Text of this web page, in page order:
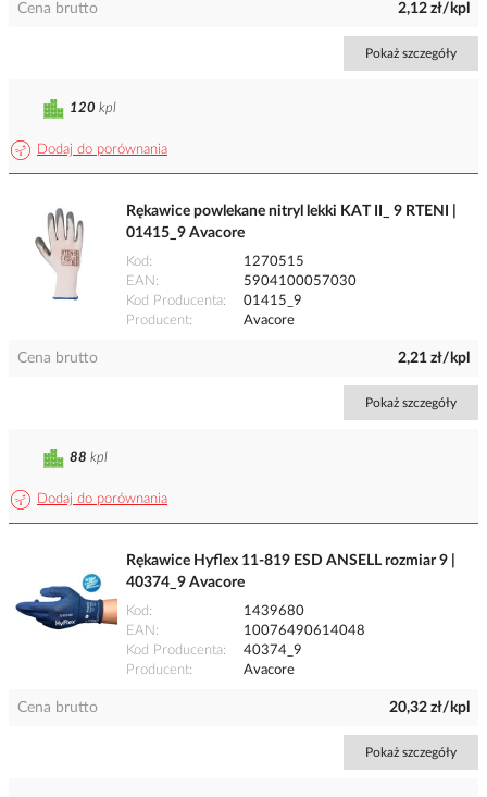
Cena brutto 2,12 zł/kpl
Pokaż szczegóły
Dodaj do porównania
120 kpl
Rękawice powlekane nitryl lekki KAT II_ 9 RTENI |
01415_9 Avacore
Kod
1270515
EAN
5904100057030
Kod Producenta
01415_9
Producent
Avacore
Cena brutto 2,21 zł/kpl
Pokaż szczegóły
Dodaj do porównania
88 kpl
Rękawice Hyflex 11-819 ESD ANSELL rozmiar 9 |
40374_9 Avacore
Kod
1439680
EAN
10076490614048
Kod Producenta
40374_9
Producent
Avacore
Cena brutto 20,32 zł/kpl
Pokaż szczegóły